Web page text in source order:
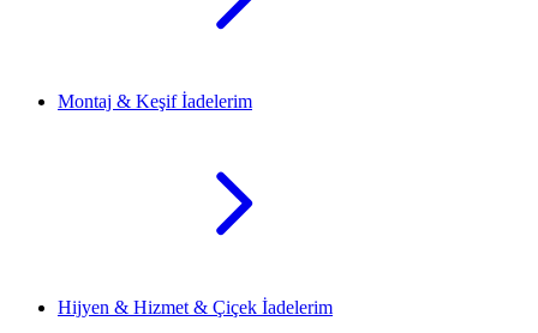
Montaj & Keşif İadelerim
Hijyen & Hizmet & Çiçek İadelerim